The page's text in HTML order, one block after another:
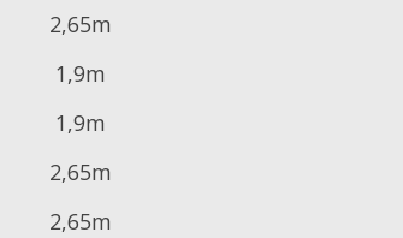
2,65m
1,9m
1,9m
2,65m
2,65m